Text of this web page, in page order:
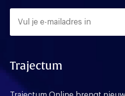
Trajectum